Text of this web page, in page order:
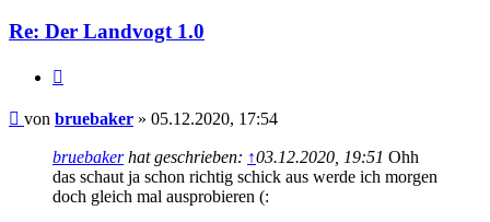
Re: Der Landvogt 1.0
Beitrag
von bruebaker » 05.12.2020, 17:54
bruebakerhat geschrieben: ↑03.12.2020, 19:51 Ohh
das schaut ja schon richtig schick aus werde ich morgen
doch gleich mal ausprobieren (: